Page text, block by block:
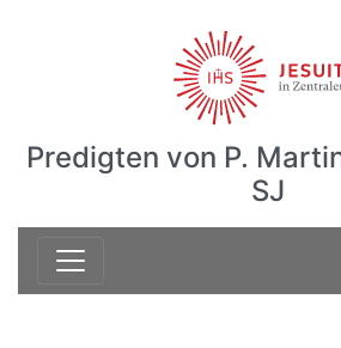
Predigten von P.
SJ